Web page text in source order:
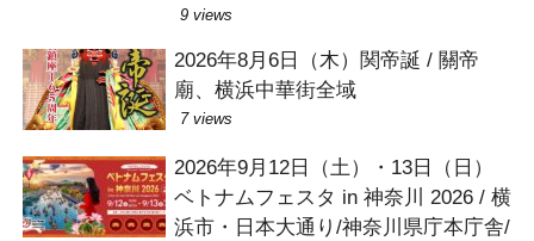
9 views
2026年8月6日（木）関帝誕 / 關帝
廟、横浜中華街全域
7 views
2026年9月12日（土）・13日（日）
ベトナムフェスタ in 神奈川 2026 / 横
浜市・日本大通り/神奈川県庁本庁舎/